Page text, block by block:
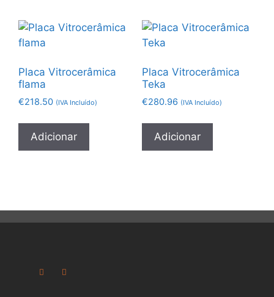
Placa Vitrocerâmica
flama
€218.50 (IVA Incluído)
Adicionar
Placa Vitrocerâmica
Teka
€280.96 (IVA Incluído)
Adicionar